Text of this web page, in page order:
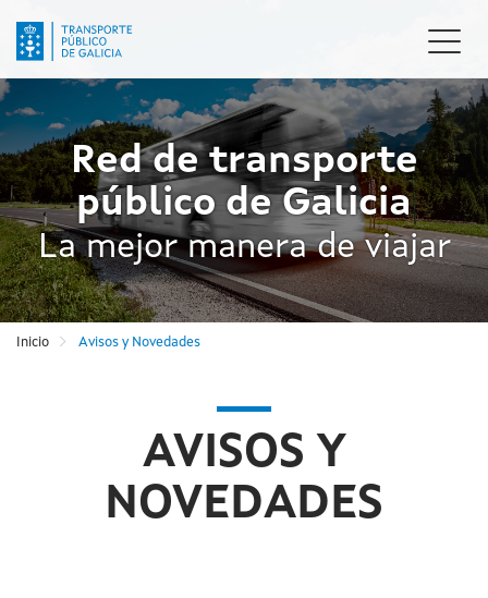
contenido
principal
Red de transporte
público de Galicia
La mejor manera de viajar
Inicio Avisos y Novedades
AVISOS Y
NOVEDADES